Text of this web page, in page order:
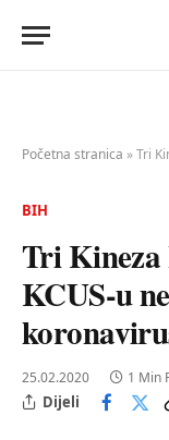
Početna stranica »Tri
BIH
Tri Kineza
KCUS-u
25.02.2020 1 Min
Dijeli